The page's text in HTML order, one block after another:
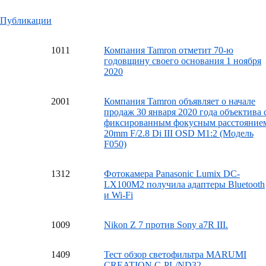
Публикации
1011
Компания Tamron отметит 70-ю
годовщину своего основания 1 ноября
2020
2001
Компания Tamron объявляет о начале
продаж 30 января 2020 года объектива
фиксированным фокусным
20mm F/2.8 Di III OSD M1:2 (Модель
F050)
1312
Фотокамера Panasonic Lumix DC-
LX100M2 получила адаптеры Bluetooth
и Wi-Fi
1009 Nikon Z 7 против Sony a7R III.
1409
Тест обзор светофильтра MARUMI